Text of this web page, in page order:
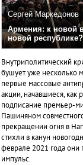
Сергей Маркедонов
Армения: к новой
новой республике?
Внутриполитический
бушует уже несколько
первые массовые
акции, начавшиеся, как
подписание премьер-
Пашиняном
прекращении огня в
стихли в канун
феврале 2021 года они
импульс.